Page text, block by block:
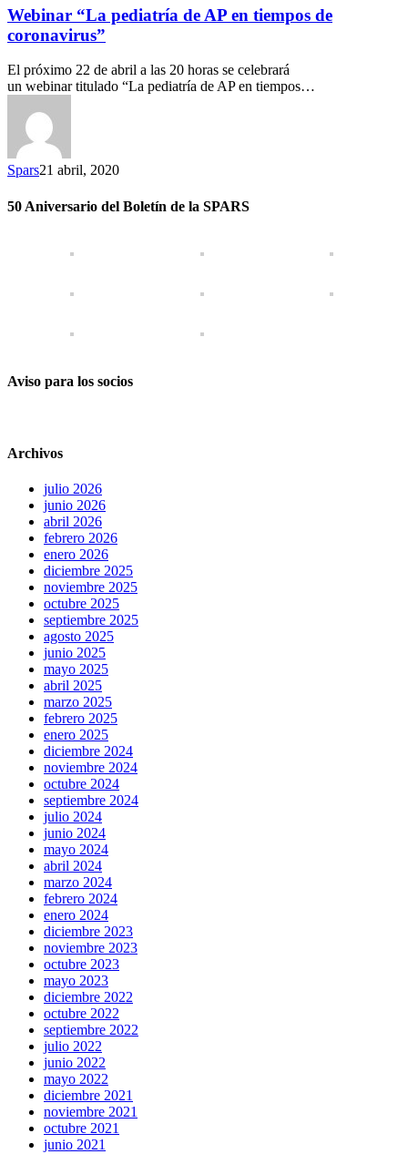
Webinar “La pediatría de AP en tiempos de
coronavirus”
El próximo 22 de abril a las 20 horas se celebrará
un webinar titulado “La pediatría de AP en tiempos…
Spars21 abril, 2020
50 Aniversario del Boletín de la SPARS
Aviso para los socios
Archivos
julio 2026
junio 2026
abril 2026
febrero 2026
enero 2026
diciembre 2025
noviembre 2025
octubre 2025
septiembre 2025
agosto 2025
junio 2025
mayo 2025
abril 2025
marzo 2025
febrero 2025
enero 2025
diciembre 2024
noviembre 2024
octubre 2024
septiembre 2024
julio 2024
junio 2024
mayo 2024
abril 2024
marzo 2024
febrero 2024
enero 2024
diciembre 2023
noviembre 2023
octubre 2023
mayo 2023
diciembre 2022
octubre 2022
septiembre 2022
julio 2022
junio 2022
mayo 2022
diciembre 2021
noviembre 2021
octubre 2021
junio 2021